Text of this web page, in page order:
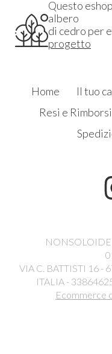
Questo
albero
di cedro per
progetto
Home Il tuo
Resi e Rimborsi
VIA C. BATTISTI 16 -
ITALIA -
Ecommerce